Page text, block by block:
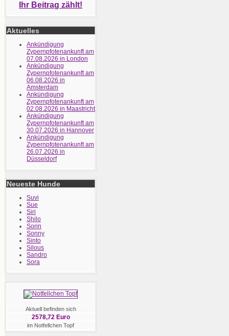
Ihr Beitrag zählt!
Aktuelles
Ankündigung
Zypernpfotenankunft am
07.08.2026 in London
Ankündigung
Zypernpfotenankunft am
06.08.2026 in
Amsterdam
Ankündigung
Zypernpfotenankunft am
02.08.2026 in Maastricht
Ankündigung
Zypernpfotenankunft am
30.07.2026 in Hannover
Ankündigung
Zypernpfotenankunft am
26.07.2026 in
Düsseldorf
Neueste Hunde
Suvi
Sue
Siri
Shilo
Sorin
Sonny
Sinto
Silous
Sandro
Sora
Aktuell befinden sich
2578,72 Euro
im Notfellchen Topf